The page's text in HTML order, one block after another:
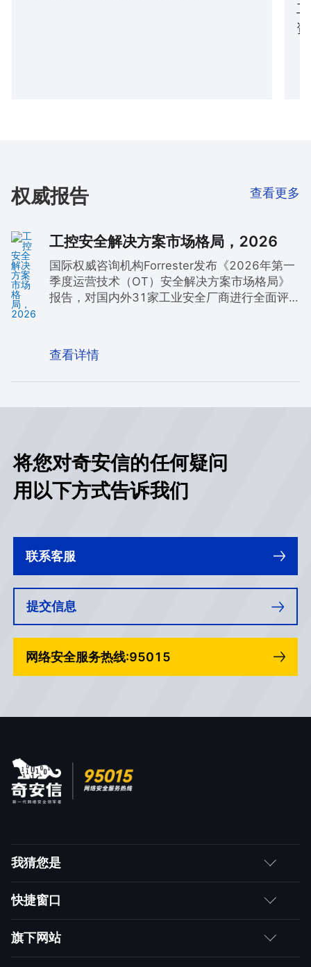
权威报告 查看更多
工控安全解决方案市场格局，2026
国际权威咨询机构Forrester发布《2026年第一
季度运营技术（OT）安全解决方案市场格局》
报告，对国内外31家工业安全厂商进行全面评
践，连续两次入选“代表厂商”，展现出工业安全
领域的持续竞争力和技术实力。
查看详情
将您对奇安信的任何疑问
用以下方式告诉我们
联系客服
提交信息
网络安全服务热线:95015
我猜您是
客户
合作伙伴
快捷窗口
如何购买
旗下网站